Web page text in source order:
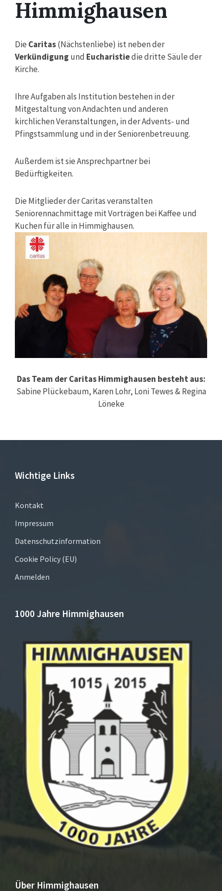
Himmighausen
Die Caritas(Nächstenliebe) ist neben der
Verkündigung und Eucharistiedie dritte Säule der
Kirche.
Ihre Aufgaben als Institution bestehen in der
Mitgestaltung von Andachten und anderen
kirchlichen Veranstaltungen, in der Advents- und
Pfingstsammlung und in der Seniorenbetreuung.
Außerdem ist sie Ansprechpartner bei
Bedürftigkeiten.
Die Mitglieder der Caritas veranstalten
Seniorennachmittage mit Vorträgen bei Kaffee und
Kuchen für alle in Himmighausen.
Das Team der Caritas Himmighausen besteht aus:
Sabine Plückebaum, Karen Lohr, Loni Tewes & Regina
Löneke
Wichtige Links
Kontakt
Impressum
Datenschutzinformation
Cookie Policy (EU)
Anmelden
1000 Jahre Himmighausen
Über Himmighausen